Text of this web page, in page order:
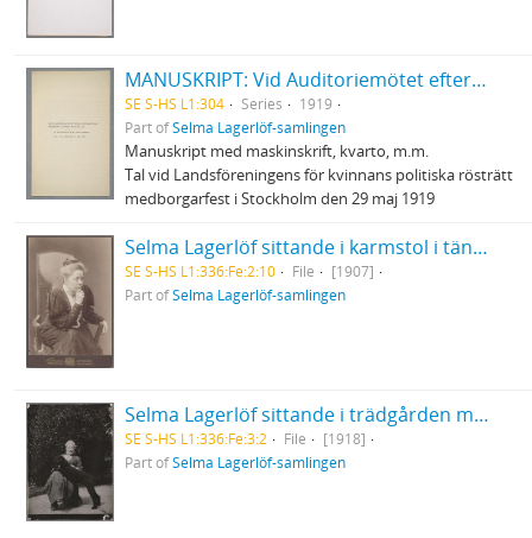
MANUSKRIPT: Vid Auditoriemötet efter rösträttssegern
SE S-HS L1:304 Series
1919
Part ofSelma Lagerlöf-samlingen
Manuskript med maskinskrift, kvarto, m.m.
Tal vid Landsföreningens för kvinnans politiska rösträtt
medborgarfest i Stockholm den 29 maj 1919
Selma Lagerlöf sittande i karmstol i tänkande pose
SE S-HS L1:336:Fe:2:10 File
[1907]
Part ofSelma Lagerlöf-samlingen
Selma Lagerlöf sittande i trädgården med pudeln Kurres framtassar i knät
SE S-HS L1:336:Fe:3:2 File
[1918]
Part ofSelma Lagerlöf-samlingen